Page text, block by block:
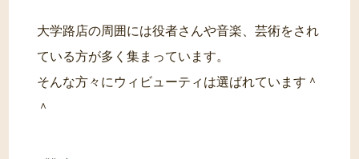
大学路店の周囲には役者さんや音楽、芸術をされ
ている方が多く集まっています。
そんな方々にウィビューティは選ばれています＾
＾